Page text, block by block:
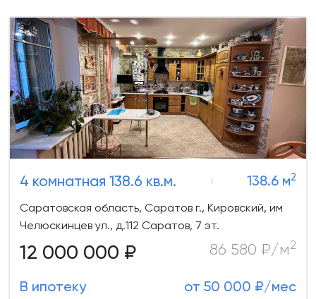
4 комнатная 138.6 кв.м. 138.6 м2
Саратовская область, Саратов г., Кировский, им
Челюскинцев ул., д.112 Саратов, 7 эт.
12 000 000 ₽ 86 580 ₽/м2
В ипотеку от 50 000 ₽/мес